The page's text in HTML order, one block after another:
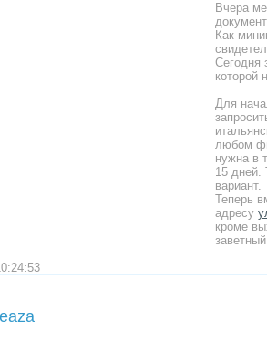
Вчера
Как
Сегодня
которой
Для
любом
нужна в
15 дней.
вариант.
Теперь
адресу
кроме